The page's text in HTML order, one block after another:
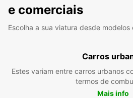
e comerciais
Escolha a sua viatura desde
Carros
Estes variam entre carros urbanos
termos de
Mais info